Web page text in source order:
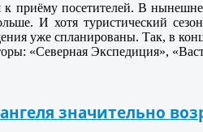
к приёму посетителей. В
И хотя туристический
уже спланированы. Так, в
«Северная Экспедиция»,
значительно